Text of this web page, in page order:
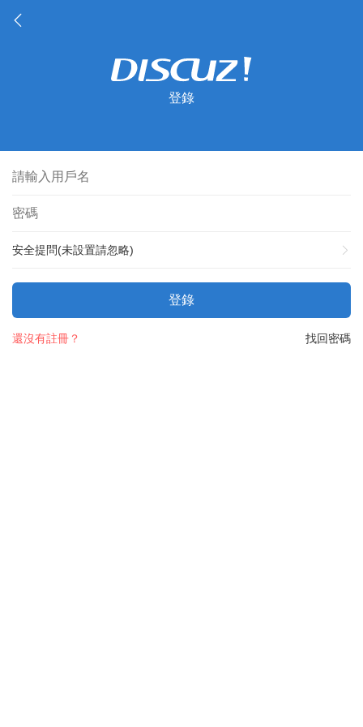
登錄
安全提問(未設置請忽略)
登錄
找回密碼
還沒有註冊？